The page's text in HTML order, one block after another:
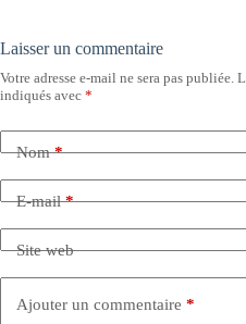
Laisser un commentaire
Votre adresse e-mail ne sera pas publiée.
indiqués avec *
Nom*
E-mail*
Site web
Ajouter un commentaire *